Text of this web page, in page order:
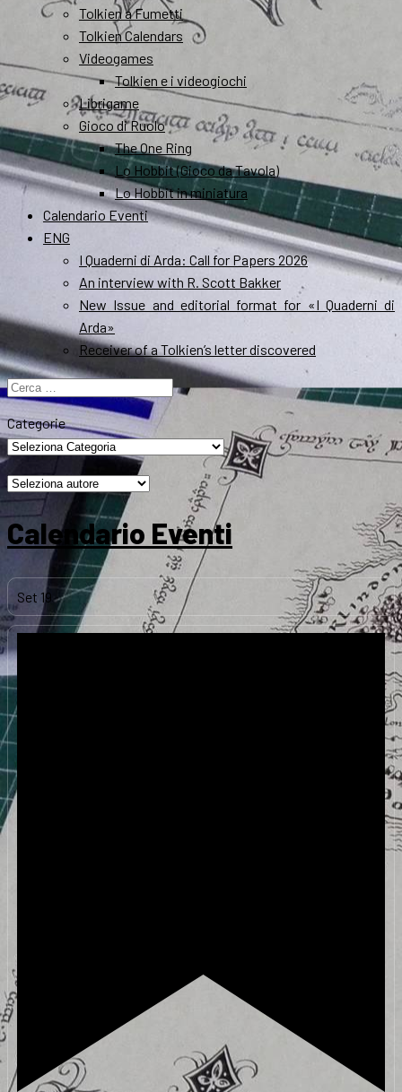
Tolkien a Fumetti
Tolkien Calendars
Videogames
Tolkien e i videogiochi
Librigame
Gioco di Ruolo
The One Ring
Lo Hobbit (Gioco da Tavola)
Lo Hobbit in miniatura
Calendario Eventi
ENG
I Quaderni di Arda: Call for Papers 2026
An interview with R. Scott Bakker
New Issue and editorial format for «I Quaderni di
Arda»
Receiver of a Tolkien’s letter discovered
Ricerca
per:
Categorie
Calendario Eventi
Set 19